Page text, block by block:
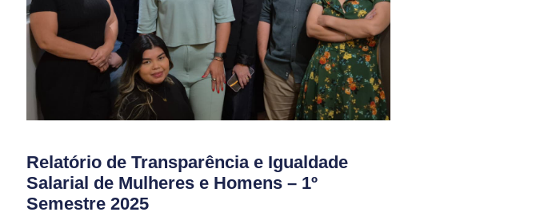
Relatório de Transparência e Igualdade
Salarial de Mulheres e Homens – 1º
Semestre 2025